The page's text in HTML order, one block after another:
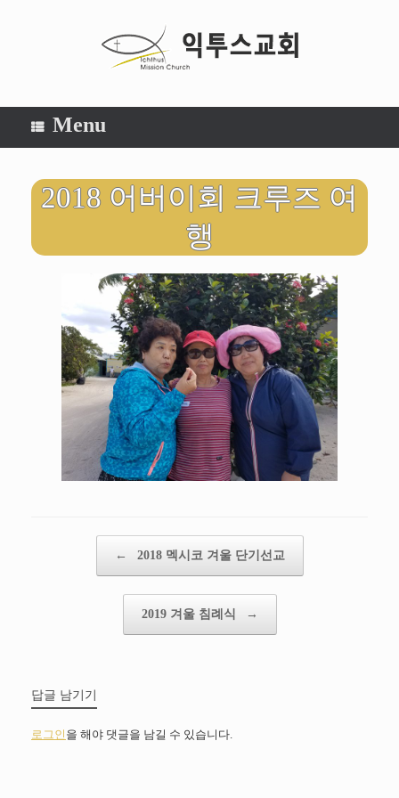
Menu
2018 어버이회 크루즈 여
행
Post navigation
←
2018 멕시코 겨울 단기선교
2019 겨울 침례식 →
답글 남기기
로그인 을 해야 댓글을 남길 수 있습니다.